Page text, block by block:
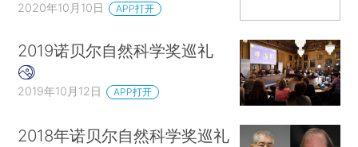
2020年10月10日 APP打开
2019诺贝尔自然科学奖巡礼
2019年10月12日 APP打开
2018年诺贝尔自然科学奖巡礼